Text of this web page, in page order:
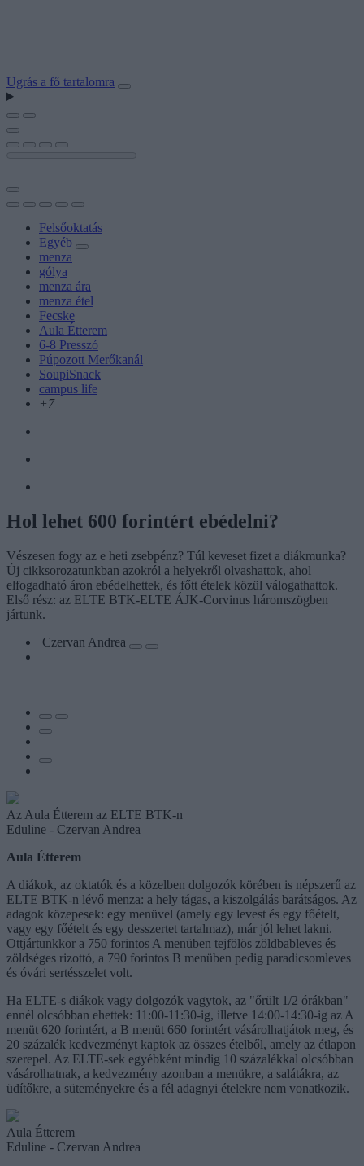
Ugrás a fő tartalomra
Felsőoktatás
Egyéb
menza
gólya
menza ára
menza étel
Fecske
Aula Étterem
6-8 Presszó
Púpozott Merőkanál
SoupiSnack
campus life
+7
Hol lehet 600 forintért ebédelni?
Vészesen fogy az e heti zsebpénz? Túl keveset fizet a diákmunka?
Új cikksorozatunkban azokról a helyekről olvashattok, ahol
elfogadható áron ebédelhettek, és főtt ételek közül válogathattok.
Első rész: az ELTE BTK-ELTE ÁJK-Corvinus háromszögben
jártunk.
Czervan Andrea
Az Aula Étterem az ELTE BTK-n
Eduline - Czervan Andrea
Aula Étterem
A diákok, az oktatók és a közelben dolgozók körében is népszerű az
ELTE BTK-n lévő menza: a hely tágas, a kiszolgálás barátságos. Az
adagok közepesek: egy menüvel (amely egy levest és egy főételt,
vagy egy főételt és egy desszertet tartalmaz), már jól lehet lakni.
Ottjártunkkor a 750 forintos A menüben tejfölös zöldbableves és
zöldséges rizottó, a 790 forintos B menüben pedig paradicsomleves
és óvári sertésszelet volt.
Ha ELTE-s diákok vagy dolgozók vagytok, az "őrült 1/2 órákban"
ennél olcsóbban ehettek: 11:00-11:30-ig, illetve 14:00-14:30-ig az A
menüt 620 forintért, a B menüt 660 forintért vásárolhatjátok meg, és
20 százalék kedvezményt kaptok az összes ételből, amely az étlapon
szerepel. Az ELTE-sek egyébként mindig 10 százalékkal olcsóbban
vásárolhatnak, a kedvezmény azonban a menükre, a salátákra, az
üdítőkre, a süteményekre és a fél adagnyi ételekre nem vonatkozik.
Aula Étterem
Eduline - Czervan Andrea